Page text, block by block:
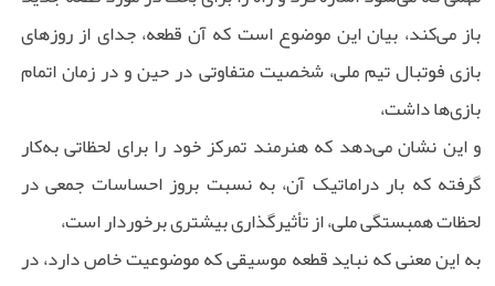
باز می‌کند، بیان این موضوع است که آن قطعه، جدای از روزهای
بازی فوتبال تیم ملی، شخصیت متفاوتی در حین و در زمان اتمام
بازی‌ها داشت،
و این نشان می‌دهد که هنرمند تمرکز خود را برای لحظاتی به‌کار
گرفته که بار دراماتیک آن، به نسبت بروز احساسات جمعی در
لحظات همبستگی ملی، از تأثیرگذاری بیشتری برخوردار است،
به این معنی که نباید قطعه موسیقی که موضوعیت خاص دارد، در